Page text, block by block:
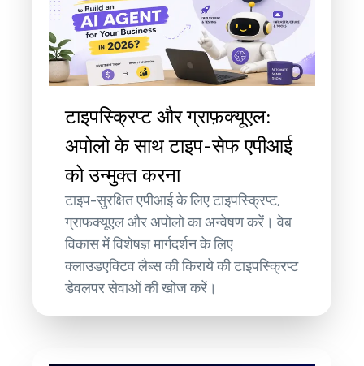
टाइपस्क्रिप्ट और ग्राफ़क्यूएल:
अपोलो के साथ टाइप-सेफ एपीआई
को उन्मुक्त करना
टाइप-सुरक्षित एपीआई के लिए टाइपस्क्रिप्ट,
ग्राफक्यूएल और अपोलो का अन्वेषण करें। वेब
विकास में विशेषज्ञ मार्गदर्शन के लिए
क्लाउडएक्टिव लैब्स की किराये की टाइपस्क्रिप्ट
डेवलपर सेवाओं की खोज करें।